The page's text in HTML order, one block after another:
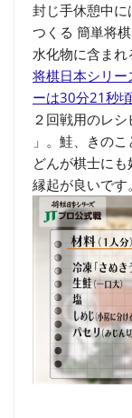
封じ手休憩中
つくる 簡単将
水化物に含まれ
将棋日本シリ
ーは30分21秒頃
２回戦用のレ
」。鮭、きの
どんが棋士に
縁起が良いです。